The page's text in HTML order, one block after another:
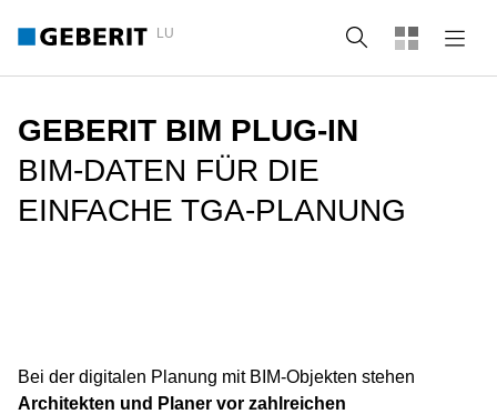
LU Suche
GEBERIT BIM PLUG-IN
BIM-DATEN FÜR DIE
EINFACHE TGA-PLANUNG
Bei der digitalen Planung mit BIM-Objekten stehen
Architekten und Planer vor zahlreichen